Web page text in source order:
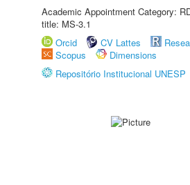
Academic Appointment Category:
title: MS-3.1
Orcid
CV Lattes
Scopus
Dimensions
Repositório Institucional UNESP